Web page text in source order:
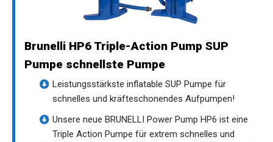
Brunelli HP6 Triple-Action Pump SUP
Pumpe schnellste Pumpe
Leistungsstärkste inflatable SUP Pumpe für
schnelles und kräfteschonendes Aufpumpen!
Unsere neue BRUNELLI Power Pump HP6 ist eine
Triple Action Pumpe für extrem schnelles und